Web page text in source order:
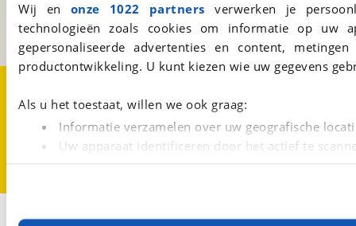
Wij en onze 1022 partners verwerken je
technologieën zoals cookies om informatie op
gepersonaliseerde advertenties en content,
productontwikkeling. U kunt kiezen wie uw gegevens
Als u het toestaat, willen we ook graag:
Informatie verzamelen over uw geografische
Uw apparaat identificeren door het actief te
Een initiatief van
BOVAG
CookievoorkeurenVacatures